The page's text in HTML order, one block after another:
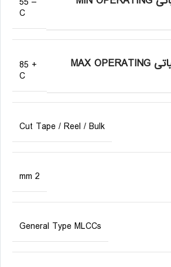
C
حداکثر دمای عملیاتی MAX OPERATING
+ 85
C
Cut Tape / Reel / Bulk
2 mm
General Type MLCCs